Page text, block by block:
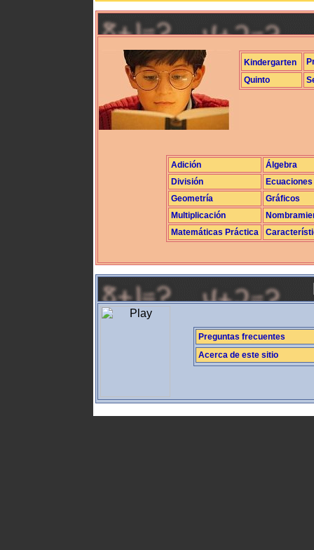
Kindergarten
Quinto
Adición
Álgebra
División
Ecuaciones
Geometría
Gráficos
Multiplicación
Matemáticas Práctica
Preguntas frecuentes
Acerca de este sitio